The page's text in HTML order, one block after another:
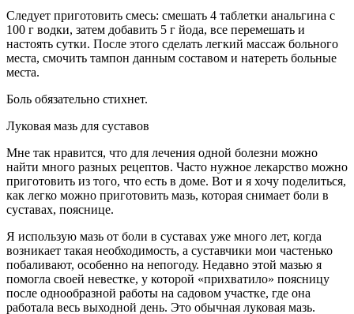
Следует приготовить смесь: смешать 4 таблетки анальгина с
100 г водки, затем добавить 5 г йода, все перемешать и
настоять сутки. После этого сделать легкий массаж больного
места, смочить тампон данным составом и натереть больные
места.
Боль обязательно стихнет.
Луковая мазь для суставов
Мне так нравится, что для лечения одной болезни можно
найти много разных рецептов. Часто нужное лекарство можно
приготовить из того, что есть в доме. Вот и я хочу поделиться,
как легко можно приготовить мазь, которая снимает боли в
суставах, пояснице.
Я использую мазь от боли в суставах уже много лет, когда
возникает такая необходимость, а суставчики мои частенько
побаливают, особенно на непогоду. Недавно этой мазью я
помогла своей невестке, у которой «прихватило» поясницу
после однообразной работы на садовом участке, где она
работала весь выходной день. Это обычная луковая мазь.